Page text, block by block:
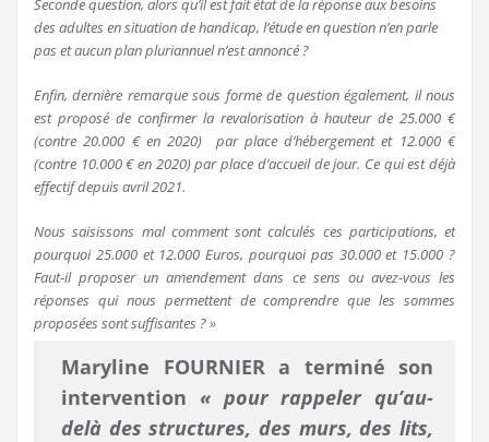
Seconde question, alors qu’il est fait état de la réponse aux besoins
des adultes en situation de handicap, l’étude en question n’en parle
pas et aucun plan pluriannuel n’est annoncé ?
Enfin, dernière remarque sous forme de question également, il nous
est proposé de confirmer la revalorisation à hauteur de 25.000 €
(contre 20.000 € en 2020) par place d’hébergement et 12.000 €
(contre 10.000 € en 2020) par place d’accueil de jour. Ce qui est déjà
effectif depuis avril 2021.
Nous saisissons mal comment sont calculés ces participations, et
pourquoi 25.000 et 12.000 Euros, pourquoi pas 30.000 et 15.000 ?
Faut-il proposer un amendement dans ce sens ou avez-vous les
réponses qui nous permettent de comprendre que les sommes
proposées sont suffisantes ? »
Maryline FOURNIER a terminé son
intervention « pour rappeler qu’au-
delà des structures, des murs, des lits,